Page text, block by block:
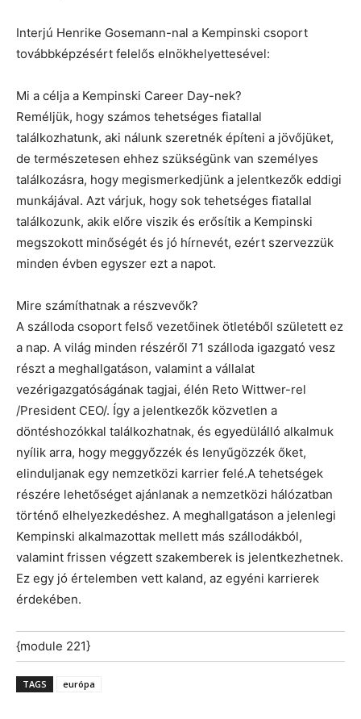
Interjú Henrike Gosemann-nal a Kempinski csoport
továbbképzésért felelős elnökhelyettesével:
Mi a célja a Kempinski Career Day-nek?
Reméljük, hogy számos tehetséges fiatallal
találkozhatunk, aki nálunk szeretnék építeni a jövőjüket,
de természetesen ehhez szükségünk van személyes
találkozásra, hogy megismerkedjünk a jelentkezők eddigi
munkájával. Azt várjuk, hogy sok tehetséges fiatallal
találkozunk, akik előre viszik és erősítik a Kempinski
megszokott minőségét és jó hírnevét, ezért szervezzük
minden évben egyszer ezt a napot.
Mire számíthatnak a részvevők?
A szálloda csoport felső vezetőinek ötletéből született ez
a nap. A világ minden részéről 71 szálloda igazgató vesz
részt a meghallgatáson, valamint a vállalat
vezérigazgatóságának tagjai, élén Reto Wittwer-rel
/President CEO/. Így a jelentkezők közvetlen a
döntéshozókkal találkozhatnak, és egyedülálló alkalmuk
nyílik arra, hogy meggyőzzék és lenyűgözzék őket,
elinduljanak egy nemzetközi karrier felé.A tehetségek
részére lehetőséget ajánlanak a nemzetközi hálózatban
történő elhelyezkedéshez. A meghallgatáson a jelenlegi
Kempinski alkalmazottak mellett más szállodákból,
valamint frissen végzett szakemberek is jelentkezhetnek.
Ez egy jó értelemben vett kaland, az egyéni karrierek
érdekében.
{module 221}
TAGS európa